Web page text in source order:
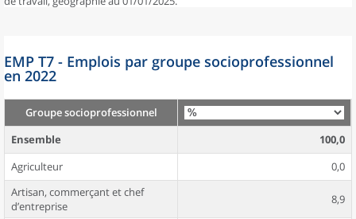
EMP T7 - Emplois par groupe socioprofessionnel
en 2022
Groupe socioprofessionnel
Ensemble
100,0
Agriculteur
0,0
Artisan, commerçant et chef
d’entreprise
8,9